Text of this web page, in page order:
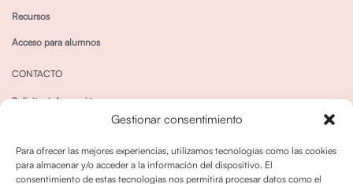
Gestionar consentimiento
Para ofrecer las mejores experiencias, utilizamos tecnologías como las cookies
para almacenar y/o acceder a la información del dispositivo. El
consentimiento de estas tecnologías nos permitirá procesar datos como el
Recursos
Acceso para alumnos
CONTACTO
Solicitar información